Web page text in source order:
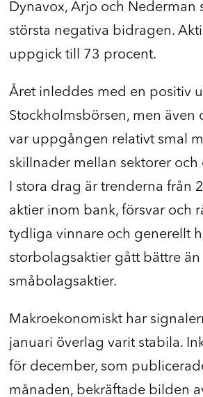
Dynavox, Arjo och Nederman
största negativa bidragen.
uppgick till 73 procent.
Året inleddes med en positiv
Stockholmsbörsen, men även
var uppgången relativt smal
skillnader mellan sektorer
I stora drag är trenderna från
aktier inom bank, försvar och
tydliga vinnare och generellt
storbolagsaktier gått bättre än
småbolagsaktier.
Makroekonomiskt har
januari överlag varit stabila.
för december, som
månaden, bekräftade bilden